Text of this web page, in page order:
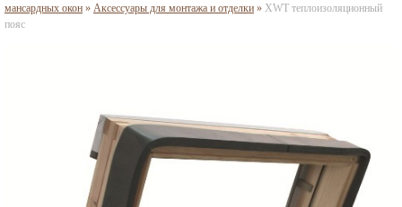
мансардных окон » Аксессуары для монтажа и отделки » XWT теплоизоляционный
пояс